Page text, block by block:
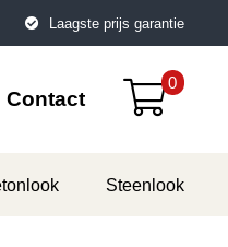
Laagste prijs garantie
Contact
0
Steenlook